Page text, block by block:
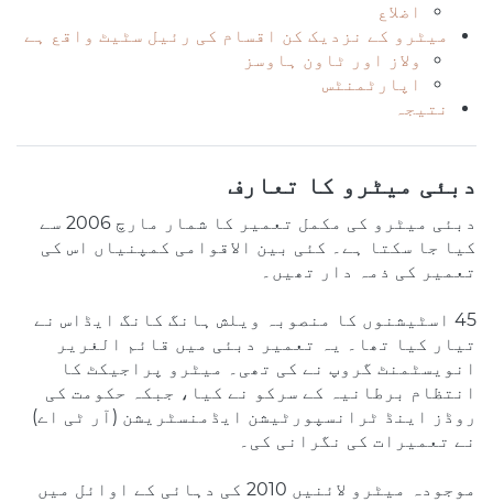
اضلاع
میٹرو کے نزدیک کن اقسام کی رئیل سٹیٹ واقع ہے
ولاز اور ٹاون ہاوسز
اپارٹمنٹس
نتیجہ
دبئی میٹرو کا تعارف
دبئی میٹرو کی مکمل تعمیر کا شمار مارچ 2006 سے
کیا جا سکتا ہے۔ کئی بین الاقوامی کمپنیاں اس کی
تعمیر کی ذمہ دار تھیں۔
45 اسٹیشنوں کا منصوبہ ویلش ہانگ کانگ ایڈاس نے
تیار کیا تھا۔ یہ تعمیر دبئی میں قائم الغریر
انویسٹمنٹ گروپ نے کی تھی۔ میٹرو پراجیکٹ کا
انتظام برطانیہ کے سرکو نے کیا، جبکہ حکومت کی
روڈز اینڈ ٹرانسپورٹیشن ایڈمنسٹریشن (آر ٹی اے)
نے تعمیرات کی نگرانی کی۔
موجودہ میٹرو لائنیں 2010 کی دہائی کے اوائل میں